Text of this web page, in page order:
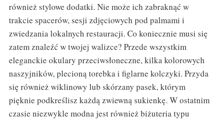
również stylowe dodatki. Nie może ich zabraknąć w
trakcie spacerów, sesji zdjęciowych pod palmami i
zwiedzania lokalnych restauracji. Co koniecznie musi się
zatem znaleźć w twojej walizce? Przede wszystkim
eleganckie okulary przeciwsłoneczne, kilka kolorowych
naszyjników, plecioną torebka i figlarne kolczyki. Przyda
się również wiklinowy lub skórzany pasek, którym
pięknie podkreślisz każdą zwiewną sukienkę. W ostatnim
czasie niezwykle modna jest również biżuteria typu